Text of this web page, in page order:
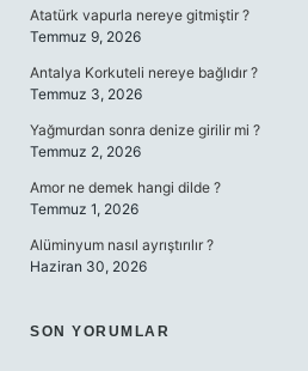
Atatürk vapurla nereye gitmiştir ?
Temmuz 9, 2026
Antalya Korkuteli nereye bağlıdır ?
Temmuz 3, 2026
Yağmurdan sonra denize girilir mi ?
Temmuz 2, 2026
Amor ne demek hangi dilde ?
Temmuz 1, 2026
Alüminyum nasıl ayrıştırılır ?
Haziran 30, 2026
SON YORUMLAR